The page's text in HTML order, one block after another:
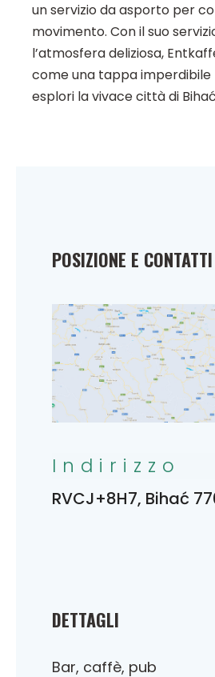
un servizio da asporto per
movimento. Con il suo
l’atmosfera deliziosa,
come una tappa imperdibile
esplori la vivace città di
DETTAGLI
Bar, caffè, pub
POSIZIONE E CONTATTI
Indirizzo
RVCJ+8H7, Bihać